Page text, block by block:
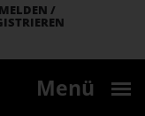
/
Menü